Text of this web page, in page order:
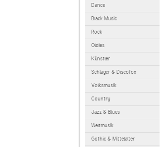
Dance
Black Music
Rock
Oldies
Künstler
Schlager & Discofox
Volksmusik
Country
Jazz & Blues
Weltmusik
Gothic & Mittelalter